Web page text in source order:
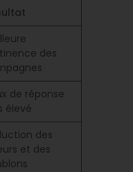
des
de réponse
élevé
des
et des